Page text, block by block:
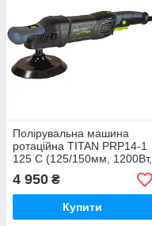
Полірувальна машина
ротаційна TITAN PRP14-1
125 C (125/150мм, 1200Вт,
500-2500об/хв, змінний
кабель)
4 950 ₴
Купити